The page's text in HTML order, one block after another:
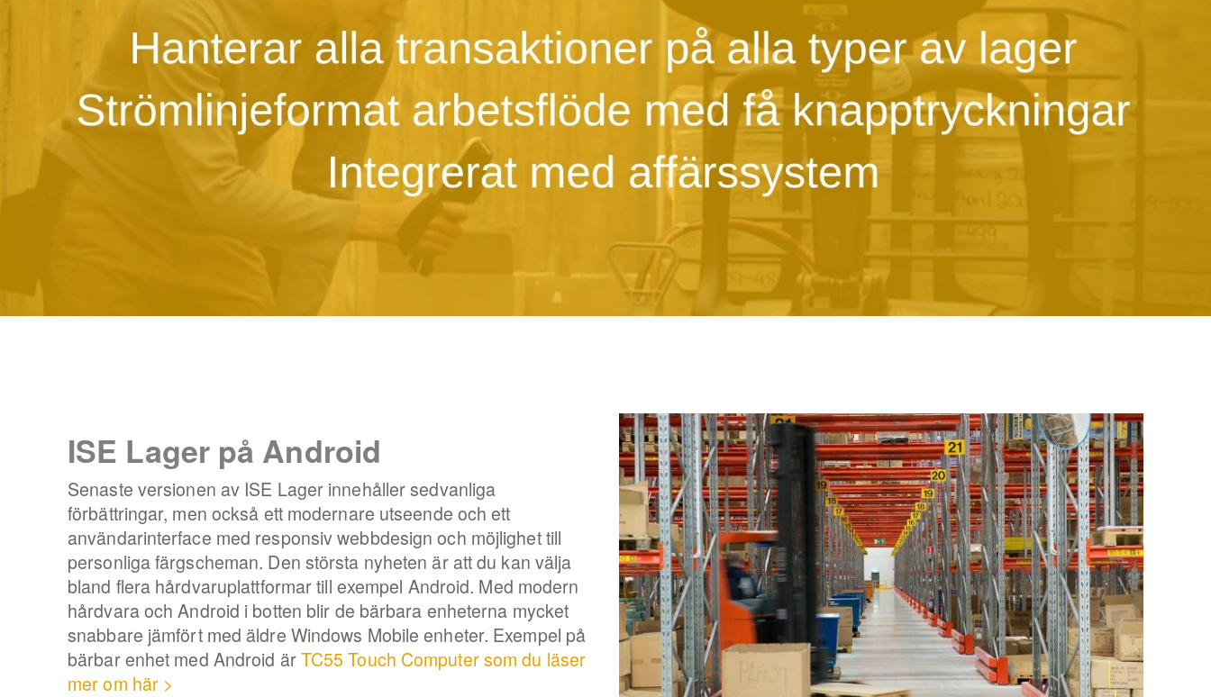
ISE Lager på Android
Senaste versionen av ISE Lager innehåller sedvanliga
förbättringar, men också ett modernare utseende och ett
användarinterface med responsiv webbdesign och möjlighet till
personliga färgscheman. Den största nyheten är att du kan välja
bland flera hårdvaruplattformar till exempel Android. Med modern
hårdvara och Android i botten blir de bärbara enheterna mycket
snabbare jämfört med äldre Windows Mobile enheter. Exempel på
bärbar enhet med Android ärTC55 Touch Computer som du läser
mer om här >